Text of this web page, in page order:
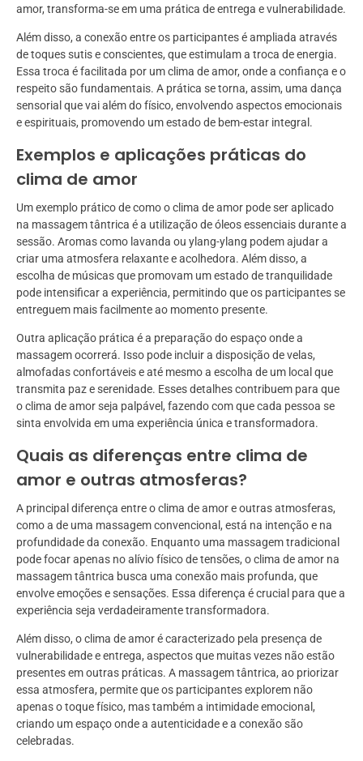
amor, transforma-se em uma prática de entrega e vulnerabilidade.
Além disso, a conexão entre os participantes é ampliada através
de toques sutis e conscientes, que estimulam a troca de energia.
Essa troca é facilitada por um clima de amor, onde a confiança e o
respeito são fundamentais. A prática se torna, assim, uma dança
sensorial que vai além do físico, envolvendo aspectos emocionais
e espirituais, promovendo um estado de bem-estar integral.
Exemplos e aplicações práticas do
clima de amor
Um exemplo prático de como o clima de amor pode ser aplicado
na massagem tântrica é a utilização de óleos essenciais durante a
sessão. Aromas como lavanda ou ylang-ylang podem ajudar a
criar uma atmosfera relaxante e acolhedora. Além disso, a
escolha de músicas que promovam um estado de tranquilidade
pode intensificar a experiência, permitindo que os participantes se
entreguem mais facilmente ao momento presente.
Outra aplicação prática é a preparação do espaço onde a
massagem ocorrerá. Isso pode incluir a disposição de velas,
almofadas confortáveis e até mesmo a escolha de um local que
transmita paz e serenidade. Esses detalhes contribuem para que
o clima de amor seja palpável, fazendo com que cada pessoa se
sinta envolvida em uma experiência única e transformadora.
Quais as diferenças entre clima de
amor e outras atmosferas?
A principal diferença entre o clima de amor e outras atmosferas,
como a de uma massagem convencional, está na intenção e na
profundidade da conexão. Enquanto uma massagem tradicional
pode focar apenas no alívio físico de tensões, o clima de amor na
massagem tântrica busca uma conexão mais profunda, que
envolve emoções e sensações. Essa diferença é crucial para que a
experiência seja verdadeiramente transformadora.
Além disso, o clima de amor é caracterizado pela presença de
vulnerabilidade e entrega, aspectos que muitas vezes não estão
presentes em outras práticas. A massagem tântrica, ao priorizar
essa atmosfera, permite que os participantes explorem não
apenas o toque físico, mas também a intimidade emocional,
criando um espaço onde a autenticidade e a conexão são
celebradas.